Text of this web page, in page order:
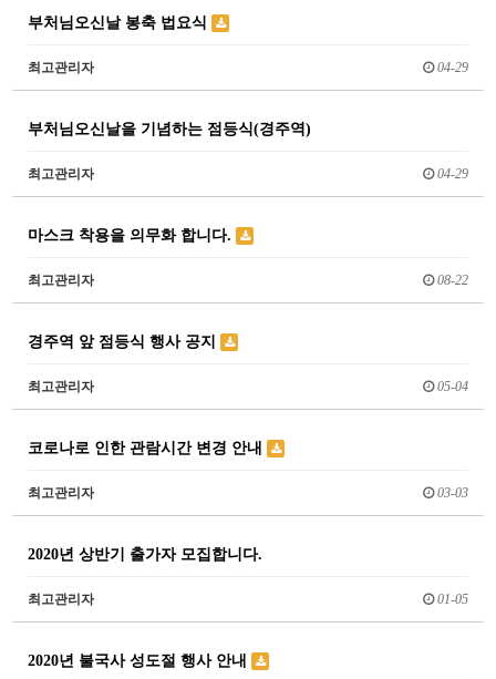
부처님오신날 봉축 법요식
최고관리자 04-29
부처님오신날을 기념하는 점등식(경주역)
최고관리자 04-29
마스크 착용을 의무화 합니다.
최고관리자 08-22
경주역 앞 점등식 행사 공지
최고관리자 05-04
코로나로 인한 관람시간 변경 안내
최고관리자 03-03
2020년 상반기 출가자 모집합니다.
최고관리자 01-05
2020년 불국사 성도절 행사 안내